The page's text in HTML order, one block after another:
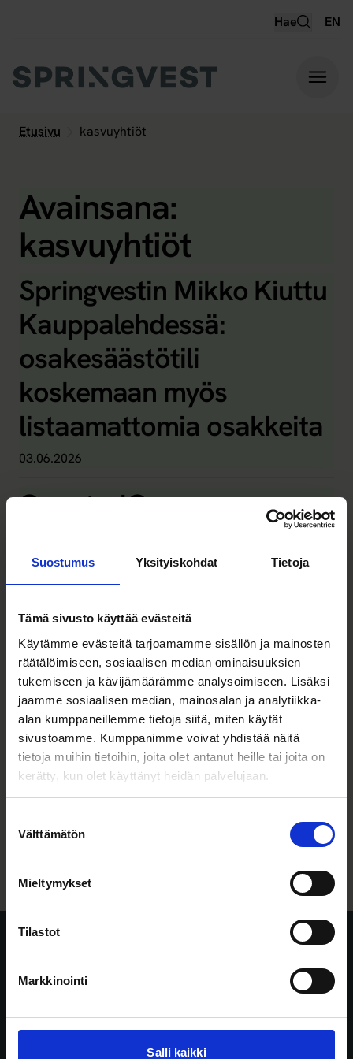
Suostumus Yksityiskohdat Tietoja
Tämä sivusto käyttää evästeitä
Käytämme evästeitä tarjoamamme sisällön ja mainosten
räätälöimiseen, sosiaalisen median ominaisuuksien
tukemiseen ja kävijämäärämme analysoimiseen. Lisäksi
jaamme sosiaalisen median, mainosalan ja analytiikka-
alan kumppaneillemme tietoja siitä, miten käytät
sivustoamme. Kumppanimme voivat yhdistää näitä
tietoja muihin tietoihin, joita olet antanut heille tai joita on
kerätty, kun olet käyttänyt heidän palvelujaan.
valinta
Välttämätön
Mieltymykset
Tilastot
Markkinointi
Salli kaikki
Hae EN
Etusivu kasvuyhtiöt
Avainsana:
kasvuyhtiöt
Springvestin Mikko Kiuttu
Kauppalehdessä:
osakesäästötili
koskemaan myös
listaamattomia osakkeita
03.06.2026
QuantrolOx
Kauppalehdessä:
suomalaisyritys ratkaisee
kvanttialan Graalin
maljan kilpailijoita
nopeammin
08.05.2026
HS: Springvest noussut
alallaan tärkeäksi
toimijaksi
Siltasaarenkatu 8-10
Y-tunnus 2492165-6